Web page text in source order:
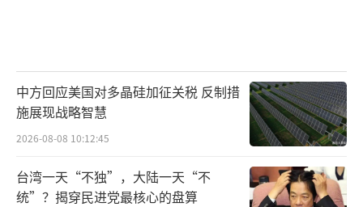
中方回应美国对多晶硅加征关税 反制措
施展现战略智慧
2026-08-08 10:12:45
台湾一天“不独”，大陆一天“不
统”？揭穿民进党最核心的盘算